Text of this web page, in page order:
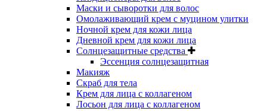
Маски и сыворотки для волос
Омолаживающий крем с муцином улитки
Ночной крем для кожи лица
Дневной крем для кожи лица
Солнцезащитные средства
Эссенция солнцезащитная
Макияж
Скраб для тела
Крем для лица с коллагеном
Лосьон для лица с коллагеном